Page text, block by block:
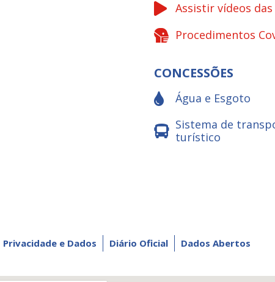
Assistir vídeos das
Procedimentos
CONCESSÕES
Água e Esgoto
Sistema de
turístico
Privacidade e Dados Diário Oficial Dados Abertos